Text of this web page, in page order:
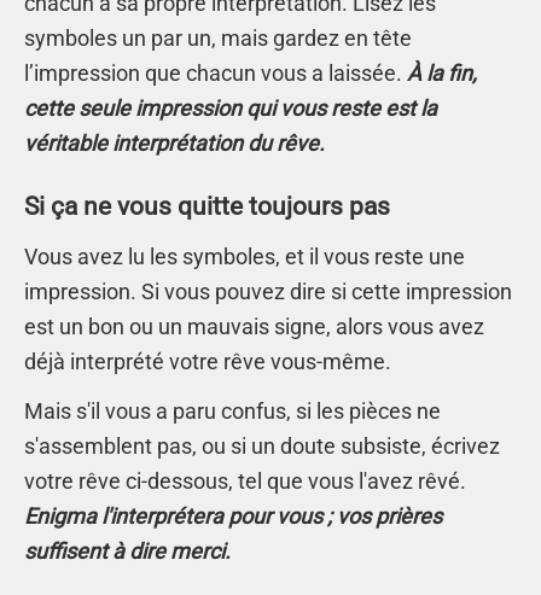
symboles un par un, mais gardez en tête
l’impression que chacun vous a laissée. À la fin,
cette seule impression qui vous reste est la
véritable interprétation du rêve.
Si ça ne vous quitte toujours pas
Vous avez lu les symboles, et il vous reste une
impression. Si vous pouvez dire si cette impression
est un bon ou un mauvais signe, alors vous avez
déjà interprété votre rêve vous-même.
Mais s'il vous a paru confus, si les pièces ne
s'assemblent pas, ou si un doute subsiste, écrivez
votre rêve ci-dessous, tel que vous l'avez rêvé.
Enigma l'interprétera pour vous ; vos prières
suffisent à dire merci.